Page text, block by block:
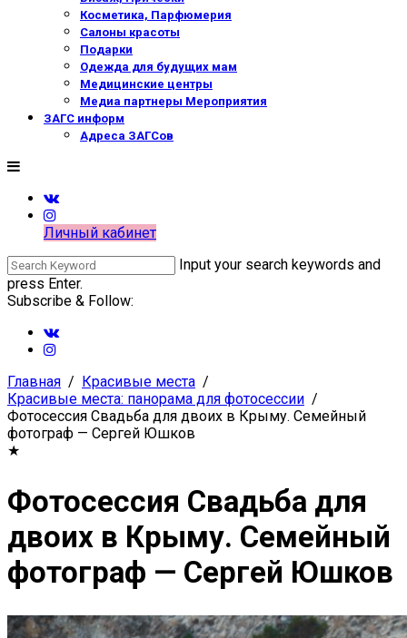
Косметика, Парфюмерия
Салоны красоты
Подарки
Одежда для будущих мам
Медицинские центры
Медиа партнеры Мероприятия
ЗАГС информ
Адреса ЗАГСов
Личный кабинет
Input your search keywords and
press Enter.
Subscribe & Follow:
Главная
Красивые места
Красивые места: панорама для фотосессии
Фотосессия Свадьба для двоих в Крыму. Семейный
фотограф — Сергей Юшков
★
Фотосессия Свадьба для
двоих в Крыму. Семейный
фотограф — Сергей Юшков